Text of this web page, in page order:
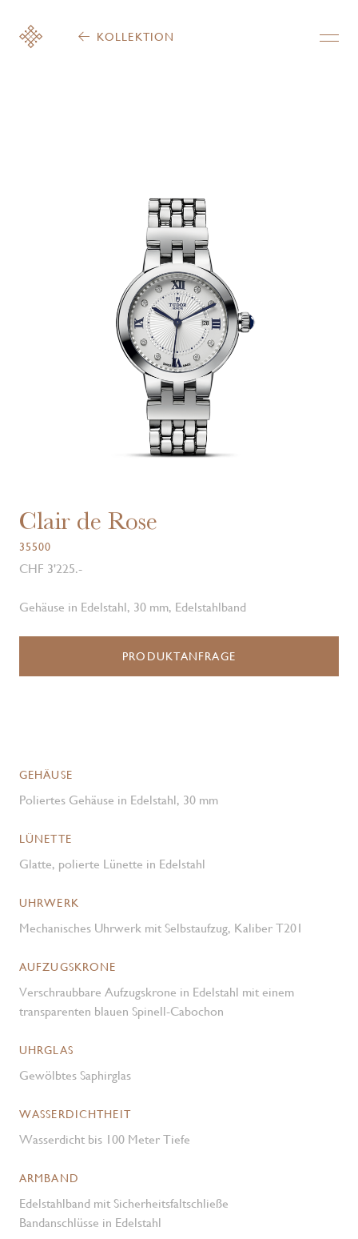
KOLLEKTION
Clair de Rose
35500
CHF 3'225.-
Gehäuse in Edelstahl, 30 mm, Edelstahlband
PRODUKTANFRAGE
GEHÄUSE
Poliertes Gehäuse in Edelstahl, 30 mm
LÜNETTE
Glatte, polierte Lünette in Edelstahl
UHRWERK
Mechanisches Uhrwerk mit Selbstaufzug, Kaliber T201
AUFZUGSKRONE
Verschraubbare Aufzugskrone in Edelstahl mit einem
transparenten blauen Spinell-Cabochon
UHRGLAS
Gewölbtes Saphirglas
WASSERDICHTHEIT
Wasserdicht bis 100 Meter Tiefe
ARMBAND
Edelstahlband mit Sicherheitsfaltschließe
Bandanschlüsse in Edelstahl